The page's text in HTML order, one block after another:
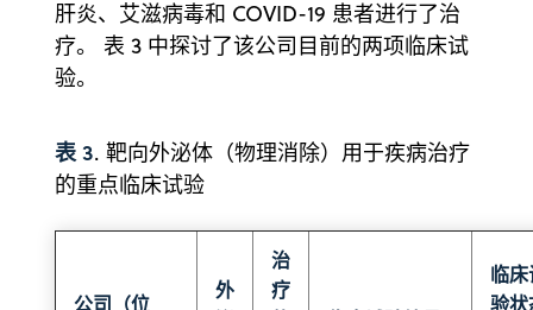
肝炎、艾滋病毒和 COVID-19 患者进行了治
疗。 表 3 中探讨了该公司目前的两项临床试
验。
表 3. 靶向外泌体（物理消除）用于疾病治疗
的重点临床试验
公司（位
外
治
疗
临
验状